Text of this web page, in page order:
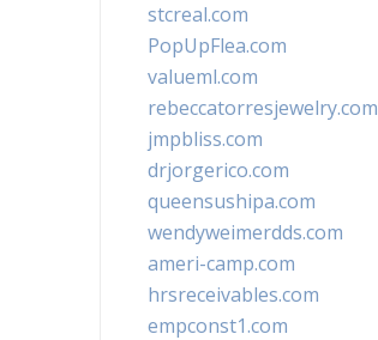
stcreal.com
PopUpFlea.com
valueml.com
rebeccatorresjewelry.com
jmpbliss.com
drjorgerico.com
queensushipa.com
wendyweimerdds.com
ameri-camp.com
hrsreceivables.com
empconst1.com